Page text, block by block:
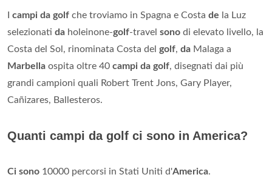
campi da golf che troviamo in Spagna e Costa de la Luz
selezionati da holeinone-golf-travel sono di elevato livello, la
Costa del Sol, rinominata Costa del golf, da Malaga a
Marbella ospita oltre 40 campi da golf, disegnati dai più
grandi campioni quali Robert Trent Jons, Gary Player,
Cañizares, Ballesteros.
Quanti campi da golf ci sono in America?
Ci sono 10000 percorsi in Stati Uniti d'America.